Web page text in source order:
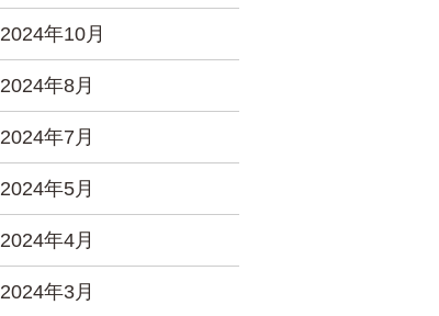
2024年10月
2024年8月
2024年7月
2024年5月
2024年4月
2024年3月